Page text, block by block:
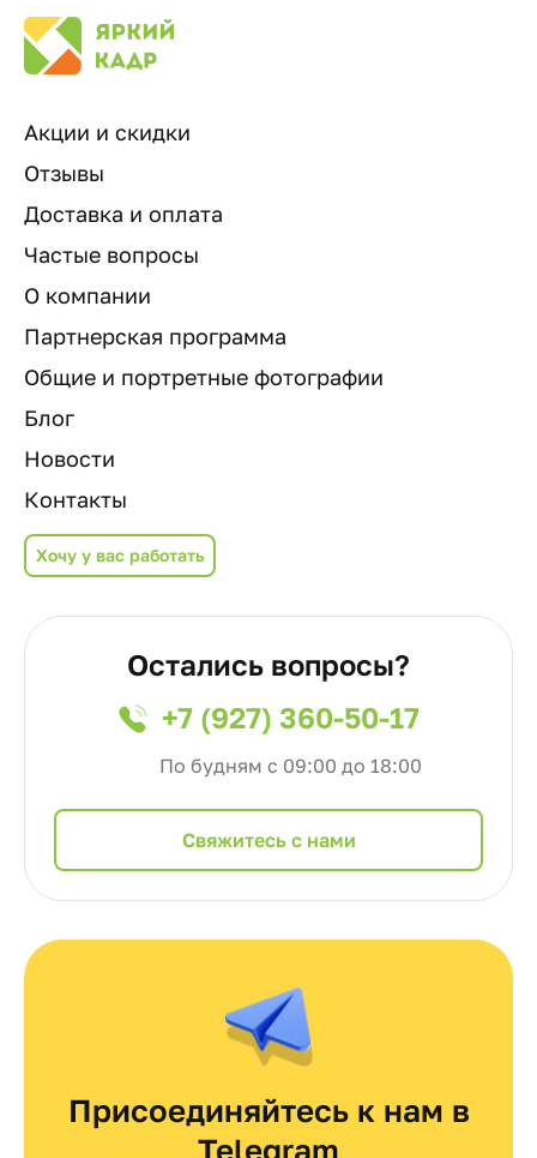
Акции и скидки
Отзывы
Доставка и оплата
Частые вопросы
О компании
Партнерская программа
Общие и портретные фотографии
Блог
Новости
Контакты
Хочу у вас работать
Остались вопросы?
+7 (927) 360-50-17
По будням с 09:00 до 18:00
Cвяжитесь с нами
Присоединяйтесь к нам в
Telegram